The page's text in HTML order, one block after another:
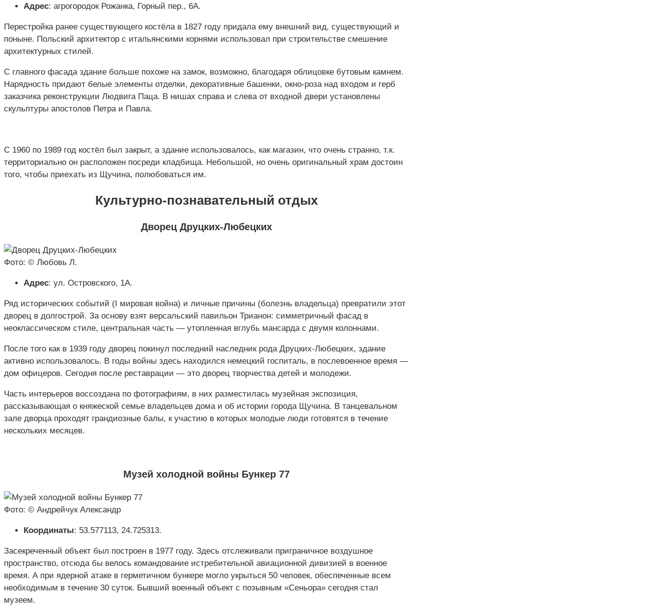
Адрес: агрогородок Рожанка, Горный пер., 6А.
Перестройка ранее существующего костёла в 1827 году придала ему внешний вид, существующий и
поныне. Польский архитектор с итальянскими корнями использовал при строительстве смешение
архитектурных стилей.
С главного фасада здание больше похоже на замок, возможно, благодаря облицовке бутовым камнем.
Нарядность придают белые элементы отделки, декоративные башенки, окно-роза над входом и герб
заказчика реконструкции Людвига Паца. В нишах справа и слева от входной двери установлены
скульптуры апостолов Петра и Павла.
С 1960 по 1989 год костёл был закрыт, а здание использовалось, как магазин, что очень странно, т.к.
территориально он расположен посреди кладбища. Небольшой, но очень оригинальный храм достоин
того, чтобы приехать из Щучина, полюбоваться им.
Культурно-познавательный отдых
Дворец Друцких-Любецких
Фото: © Любовь Л.
Адрес: ул. Островского, 1А.
Ряд исторических событий (I мировая война) и личные причины (болезнь владельца) превратили этот
дворец в долгострой. За основу взят версальский павильон Трианон: симметричный фасад в
неоклассическом стиле, центральная часть — утопленная вглубь мансарда с двумя колоннами.
После того как в 1939 году дворец покинул последний наследник рода Друцких-Любецких, здание
активно использовалось. В годы войны здесь находился немецкий госпиталь, в послевоенное время —
дом офицеров. Сегодня после реставрации — это дворец творчества детей и молодежи.
Часть интерьеров воссоздана по фотографиям, в них разместилась музейная экспозиция,
рассказывающая о княжеской семье владельцев дома и об истории города Щучина. В танцевальном
зале дворца проходят грандиозные балы, к участию в которых молодые люди готовятся в течение
нескольких месяцев.
Музей холодной войны Бункер 77
Фото: © Андрейчук Александр
Координаты: 53.577113, 24.725313.
Засекреченный объект был построен в 1977 году. Здесь отслеживали приграничное воздушное
пространство, отсюда бы велось командование истребительной авиационной дивизией в военное
время. А при ядерной атаке в герметичном бункере могло укрыться 50 человек, обеспеченные всем
необходимым в течение 30 суток. Бывший военный объект с позывным «Сеньора» сегодня стал
музеем.